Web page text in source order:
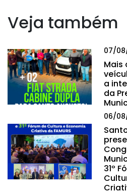
Veja também
07/
Mais
a
da
06/
31º